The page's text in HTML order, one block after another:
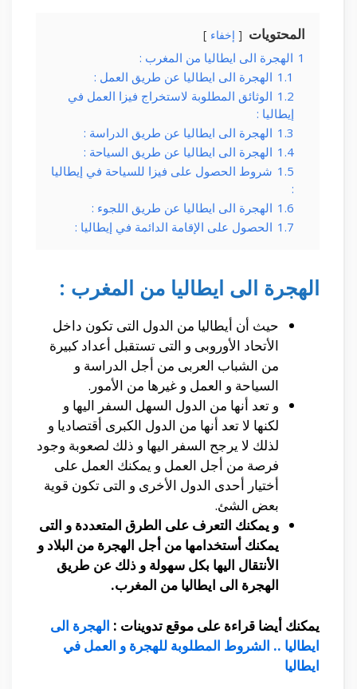
المحتويات إخفاء
1 الهجرة الى ايطاليا من المغرب :
1.1 الهجرة الى ايطاليا عن طريق العمل :
1.2 الوثائق المطلوبة لاستخراج فيزا العمل في
إيطاليا :
1.3 الهجرة الى ايطاليا عن طريق الدراسة :
1.4 الهجرة الى ايطاليا عن طريق السياحة :
1.5 شروط الحصول على فيزا للسياحة في إيطاليا
:
1.6 الهجرة الى ايطاليا عن طريق اللجوء :
1.7 الحصول على الإقامة الدائمة في إيطاليا :
الهجرة الى ايطاليا من المغرب :
حيث أن أيطاليا من الدول التى تكون داخل
الأتحاد الأوروبى و التى تستقبل أعداد كبيرة
من الشباب العربى من أجل الدراسة و
السياحة و العمل و غيرها من الأمور.
و تعد أنها من الدول السهل السفر اليها و
لكنها لا تعد أنها من الدول الكبرى أقتصاديا و
لذلك لا يرجح السفر اليها و ذلك لصعوبة وجود
فرصة من أجل العمل و يمكنك العمل على
أختيار أحدى الدول الأخرى و التى تكون قوية
بعض الشئ.
و يمكنك التعرف على الطرق المتعددة و التى
يمكنك أستخدامها من أجل الهجرة من البلاد و
الأنتقال اليها بكل سهولة و ذلك عن طريق
الهجرة الى ايطاليا من المغرب.
يمكنك أيضا قراءة على موقع تدوينات : الهجرة الى
ايطاليا .. الشروط المطلوبة للهجرة و العمل في
ايطاليا